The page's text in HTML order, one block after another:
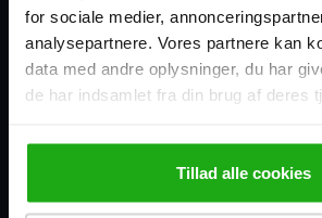
for sociale medier,
analysepartnere. Vores partnere kan
data med andre oplysninger, du har
de har indsamlet fra din brug af deres
Tillad alle cookies